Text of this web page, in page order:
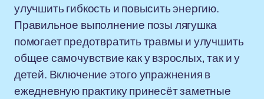
улучшить гибкость и повысить энергию.
Правильное выполнение позы лягушка
помогает предотвратить травмы и улучшить
общее самочувствие как у взрослых, так и у
детей. Включение этого упражнения в
ежедневную практику принесёт заметные